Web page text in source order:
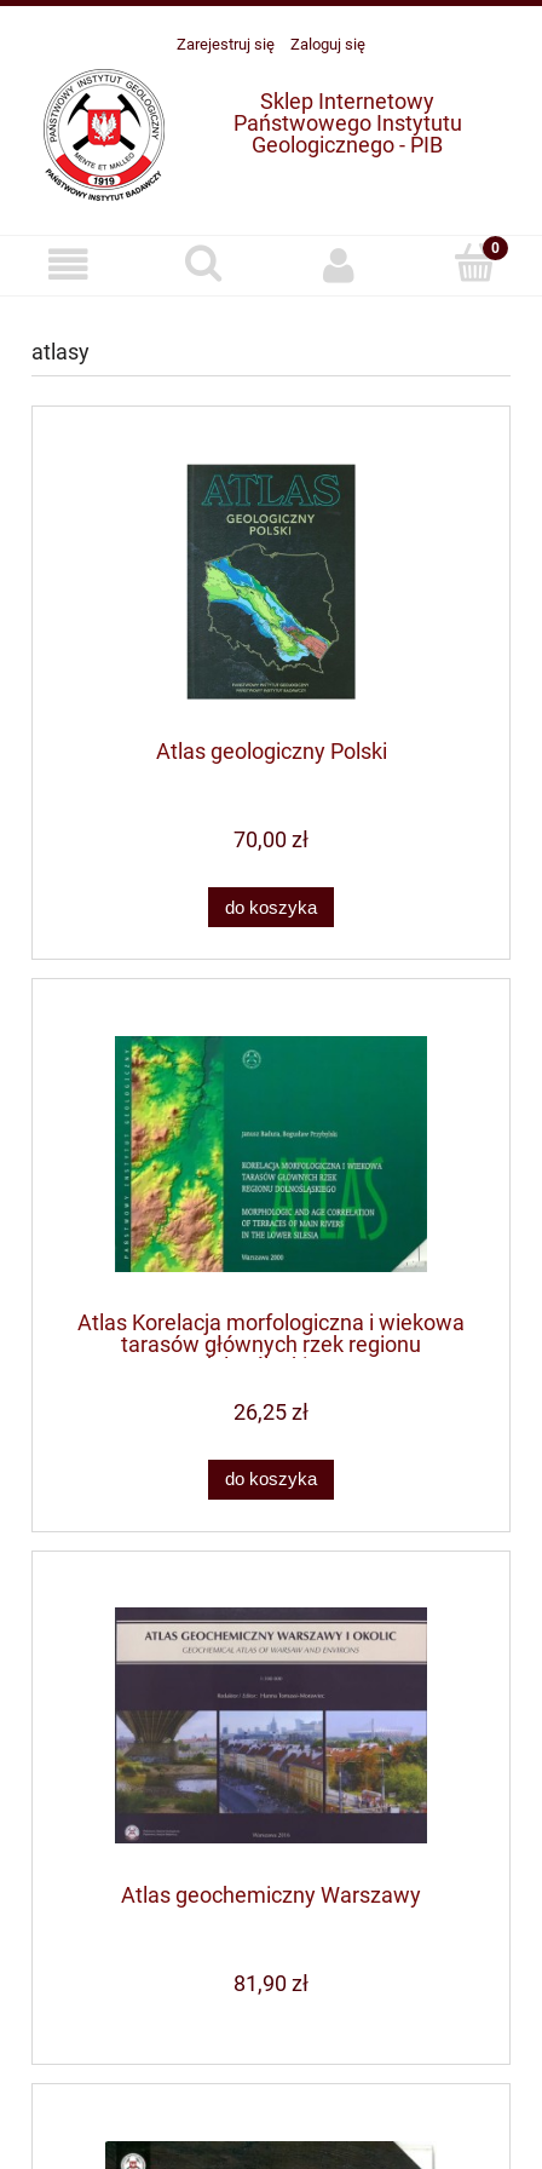
Zarejestruj się Zaloguj się
Sklep Internetowy
Państwowego Instytutu
Geologicznego - PIB
atlasy
Atlas geologiczny Polski
70,00 zł
do koszyka
Atlas Korelacja morfologiczna i wiekowa
tarasów głównych rzek regionu
dolnośląskiego
26,25 zł
do koszyka
Atlas geochemiczny Warszawy
81,90 zł